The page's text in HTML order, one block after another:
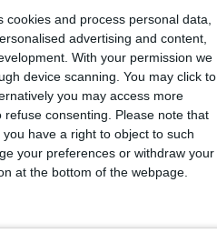
and process personal data,
advertising and content,
With your permission we
device scanning. You may click to
you may access more
consenting.
Please note that
have a right to object to such
your preferences or withdraw your
at the bottom of the webpage.